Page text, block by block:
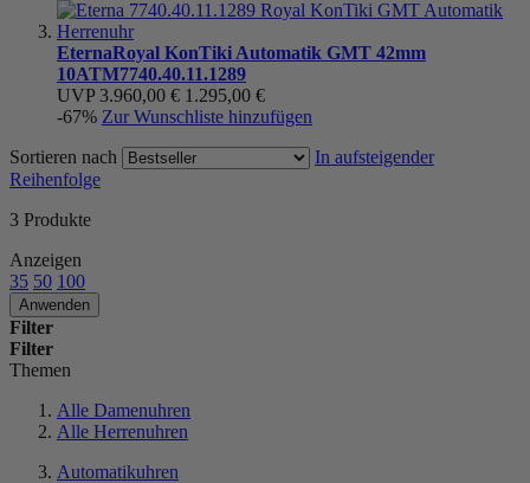
EternaRoyal KonTiki Automatik GMT 42mm
10ATM7740.40.11.1289
UVP 3.960,00 € 1.295,00 €
-67% Zur Wunschliste hinzufügen
Sortieren nach
In aufsteigender
Reihenfolge
3 Produkte
Anzeigen
35 50 100
Anwenden
Filter
Filter
Themen
Alle Damenuhren
Alle Herrenuhren
Automatikuhren